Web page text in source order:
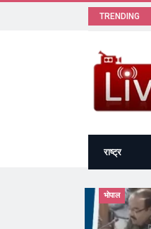
TRENDING
राष्ट्र
भोपाल